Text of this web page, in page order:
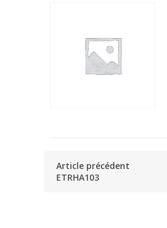
Article précédent
ETRHA103